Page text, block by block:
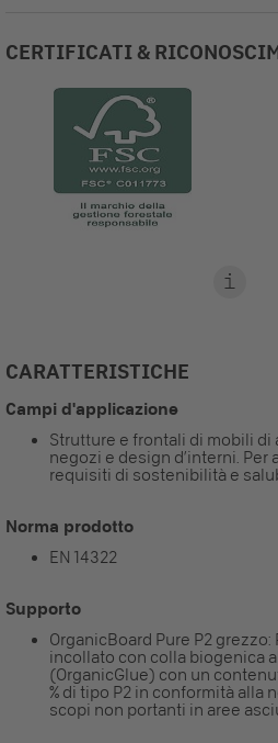
CERTIFICATI &
CARATTERISTICHE
Campi d'applicazione
Strutture e frontali di mobili di
negozi e design d’interni.
requisiti di sostenibilità e
Norma prodotto
EN 14322
Supporto
OrganicBoard Pure P2
incollato con colla biogenica
(OrganicGlue) con un
% di tipo P2 in conformità alla
scopi non portanti in aree